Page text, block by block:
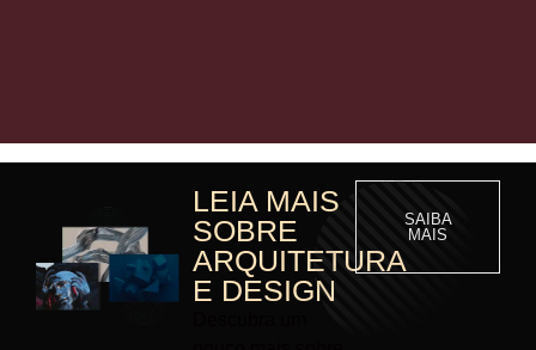
LEIA MAIS
SOBRE
ARQUITETURA
E DESIGN
SAIBA
MAIS